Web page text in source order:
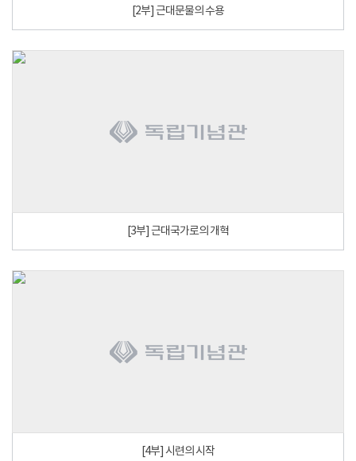
[2부] 근대문물의 수용
[3부] 근대국가로의 개혁
[4부] 시련의 시작